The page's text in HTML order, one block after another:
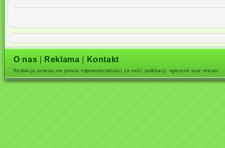
O nas Reklama Kontakt
Redakcja serwisu nie ponosi odpowiedzialności za treść publikacji, ogłoszeń oraz reklam.